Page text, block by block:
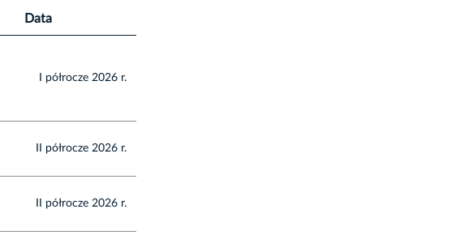
Data
I półrocze 2026 r.
II półrocze 2026 r.
II półrocze 2026 r.